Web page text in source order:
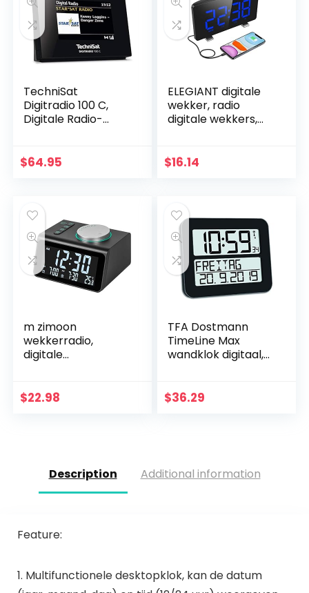
TechniSat
Digitradio 100 C,
Digitale Radio-
HiFi-Installaties En
$64.95
ELEGIANT digitale
wekker, radio
digitale wekkers,
dimmer, 4
$16.14
m zimoon
wekkerradio,
digitale
met dubbele USB,
$22.98
TFA Dostmann
TimeLine Max
wandklok digitaal,
datum en werkdag,
$36.29
Description Additional information
Feature:
1. Multifunctionele desktopklok, kan de datum